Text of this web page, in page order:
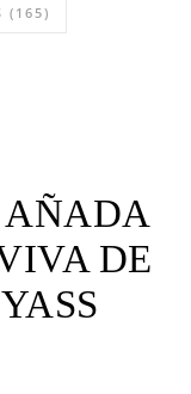
(165)
AÑADA
DE